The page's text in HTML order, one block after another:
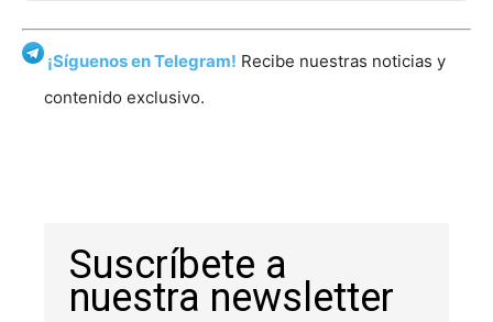
¡Síguenos en Telegram! Recibe nuestras noticias y
contenido exclusivo.
Suscríbete a
nuestra newsletter